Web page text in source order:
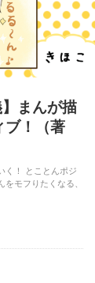
まんが描
ブ！（著
く！ とことんポジ
モフりたくなる、